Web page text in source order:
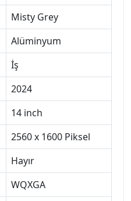
Misty Grey
Alüminyum
İş
2024
14 inch
2560 x 1600 Piksel
Hayır
WQXGA